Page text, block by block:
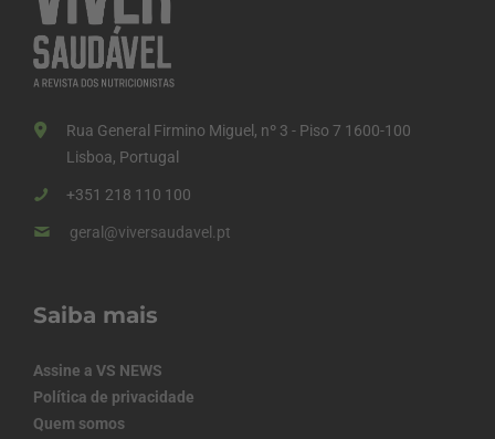
Rua General Firmino Miguel, nº 3 - Piso 7 1600-100
Lisboa, Portugal
+351 218 110 100
geral@viversaudavel.pt
Saiba mais
Assine a VS NEWS
Política de privacidade
Quem somos